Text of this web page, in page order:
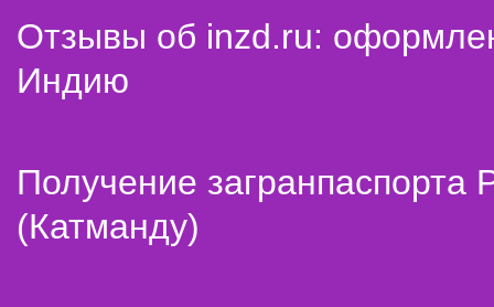
Отзывы об inzd.ru:
Индию
Получение
(Катманду)